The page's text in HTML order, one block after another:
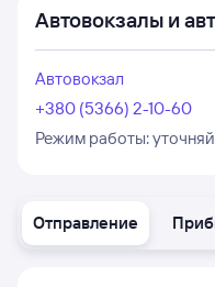
Отправление
Автовокзалы и
Автовокзал
+380 (5366) 2-10-60
Режим работы: